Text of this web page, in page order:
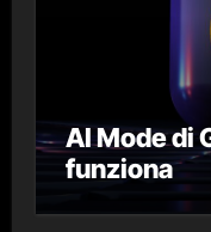
AI Mode di
funziona